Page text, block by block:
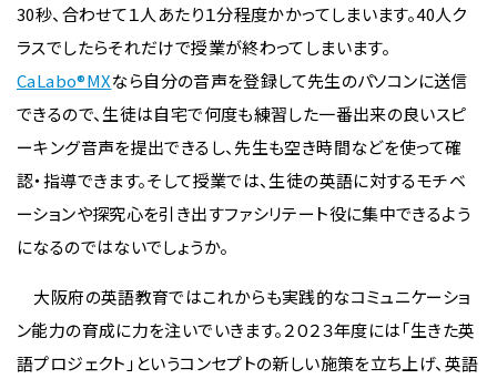
30秒、合わせて１人あたり１分程度かかってしまいます。40人ク
ラスでしたらそれだけで授業が終わってしまいます。
CaLabo®MXなら自分の音声を登録して先生のパソコンに送信
できるので、生徒は自宅で何度も練習した一番出来の良いスピ
ーキング音声を提出できるし、先生も空き時間などを使って確
認・指導できます。そして授業では、生徒の英語に対するモチベ
ーションや探究心を引き出すファシリテート役に集中できるよう
になるのではないでしょうか。
大阪府の英語教育ではこれからも実践的なコミュニケーショ
ン能力の育成に力を注いでいきます。２０２３年度には「生きた英
語プロジェクト」というコンセプトの新しい施策を立ち上げ、英語